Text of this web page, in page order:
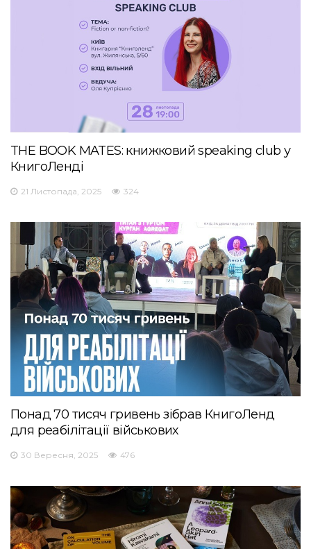
THE BOOK MATES: книжковий speaking club у
КнигоЛенді
21 Листопада, 2025 324
Понад 70 тисяч гривень зібрав КнигоЛенд
для реабілітації військових
30 Вересня, 2025 476